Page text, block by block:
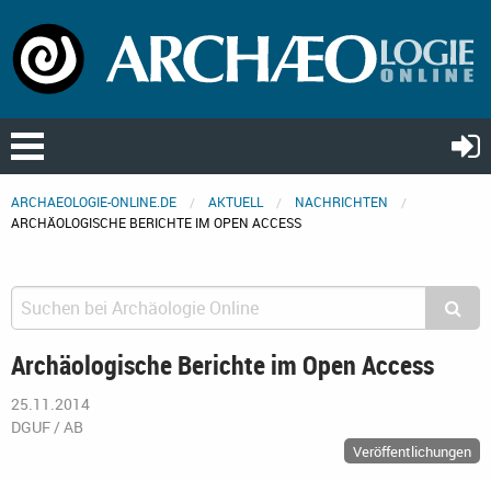
ARCHAEOLOGIE-ONLINE.DE AKTUELL
NACHRICHTEN
ARCHÄOLOGISCHE BERICHTE IM OPEN ACCESS
Archäologische Berichte im Open Access
25.11.2014
DGUF / AB
Veröffentlichungen